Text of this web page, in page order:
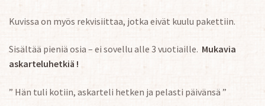
Kuvissa on myös rekvisiittaa, jotka eivät kuulu pakettiin.
Sisältää pieniä osia – ei sovellu alle 3 vuotiaille. Mukavia
askarteluhetkiä !
” Hän tuli kotiin, askarteli hetken ja pelasti päivänsä ”